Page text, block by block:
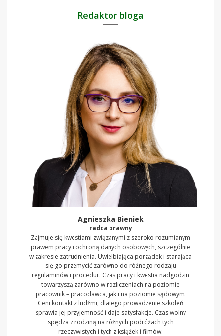
Redaktor bloga
Agnieszka Bieniek
radca prawny
Zajmuje się kwestiami związanymi z szeroko rozumianym
prawem pracy i ochroną danych osobowych, szczególnie
w zakresie zatrudnienia. Uwielbiająca porządek i starająca
się go przemycić zarówno do różnego rodzaju
regulaminów i procedur. Czas pracy i kwestia nadgodzin
towarzyszą zarówno w rozliczeniach na poziomie
pracownik – pracodawca, jak i na poziomie sądowym.
Ceni kontakt z ludźmi, dlatego prowadzenie szkoleń
sprawia jej przyjemność i daje satysfakcje. Czas wolny
spędza z rodziną na różnych podróżach tych
rzeczywistych i tych z książek i filmów.